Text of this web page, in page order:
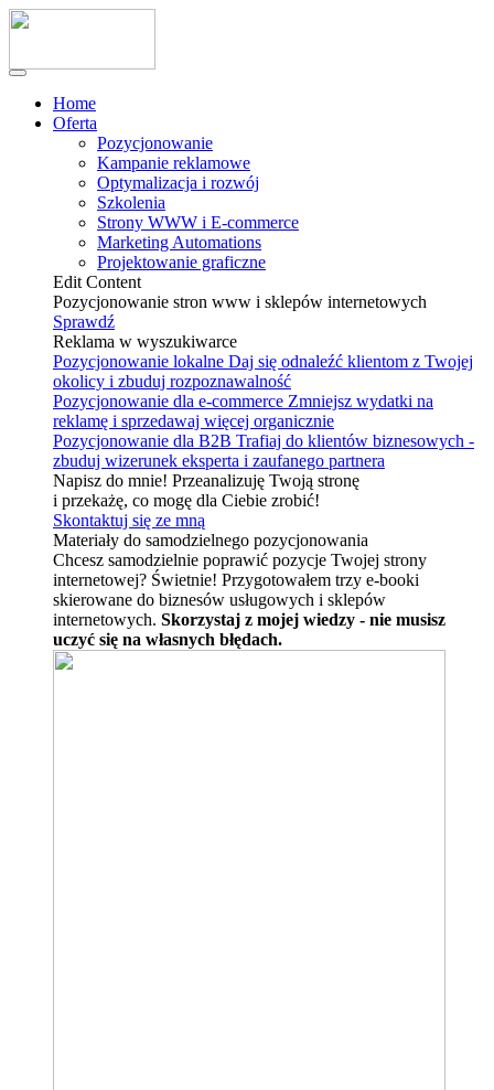
Home
Oferta
Pozycjonowanie
Kampanie reklamowe
Optymalizacja i rozwój
Szkolenia
Strony WWW i E-commerce
Marketing Automations
Projektowanie graficzne
Edit Content
Pozycjonowanie stron www i sklepów internetowych
Sprawdź
Reklama w wyszukiwarce
Pozycjonowanie lokalne Daj się odnaleźć klientom z Twojej
okolicy i zbuduj rozpoznawalność
Pozycjonowanie dla e-commerce Zmniejsz wydatki na
reklamę i sprzedawaj więcej organicznie
Pozycjonowanie dla B2B Trafiaj do klientów biznesowych -
zbuduj wizerunek eksperta i zaufanego partnera
Napisz do mnie! Przeanalizuję Twoją stronę
i przekażę, co mogę dla Ciebie zrobić!
Skontaktuj się ze mną
Materiały do samodzielnego pozycjonowania
Chcesz samodzielnie poprawić pozycje Twojej strony
internetowej? Świetnie! Przygotowałem trzy e-booki
skierowane do biznesów usługowych i sklepów
internetowych. Skorzystaj z mojej wiedzy - nie musisz
uczyć się na własnych błędach.